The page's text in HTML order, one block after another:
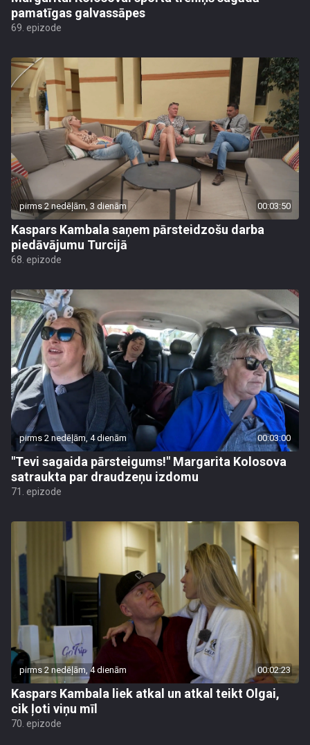
pamatīgas galvassāpes
69. epizode
pirms 2 nedēļām, 3 dienām 00:03:50
Kaspars Kambala saņem pārsteidzošu darba
piedāvājumu Turcijā
68. epizode
pirms 2 nedēļām, 4 dienām 00:03:00
"Tevi sagaida pārsteigums!" Margarita Kolosova
satraukta par draudzeņu izdomu
71. epizode
pirms 2 nedēļām, 4 dienām 00:02:23
Kaspars Kambala liek atkal un atkal teikt Olgai,
cik ļoti viņu mīl
70. epizode